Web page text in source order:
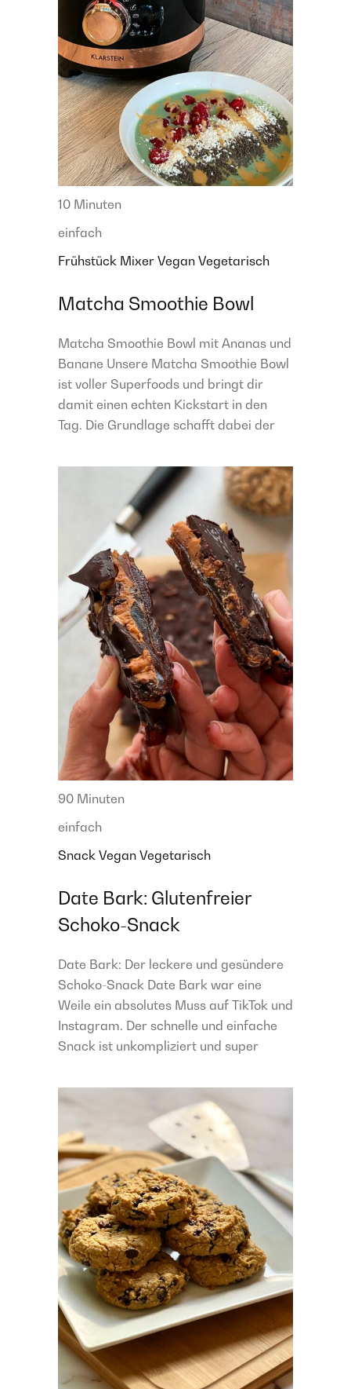
10 Minuten
einfach
Frühstück Mixer Vegan Vegetarisch
Matcha Smoothie Bowl
Matcha Smoothie Bowl mit Ananas und
Banane Unsere Matcha Smoothie Bowl
ist voller Superfoods und bringt dir
damit einen echten Kickstart in den
Tag. Die Grundlage schafft dabei der
90 Minuten
einfach
Snack Vegan Vegetarisch
Date Bark: Glutenfreier
Schoko-Snack
Date Bark: Der leckere und gesündere
Schoko-Snack Date Bark war eine
Weile ein absolutes Muss auf TikTok und
Instagram. Der schnelle und einfache
Snack ist unkompliziert und super